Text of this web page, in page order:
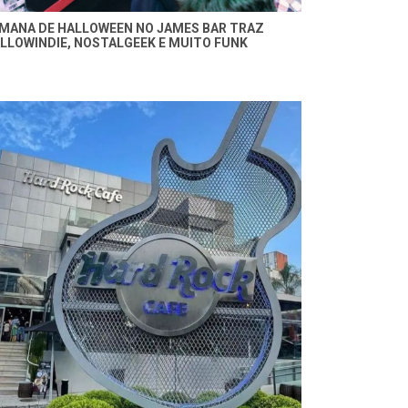
DE HALLOWEEN NO JAMES BAR TRAZ
NOSTALGEEK E MUITO FUNK